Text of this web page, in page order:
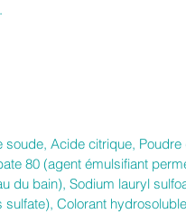
soude, Acide citrique,
80 (agent émulsifiant
du bain), Sodium lauryl
sulfate), Colorant